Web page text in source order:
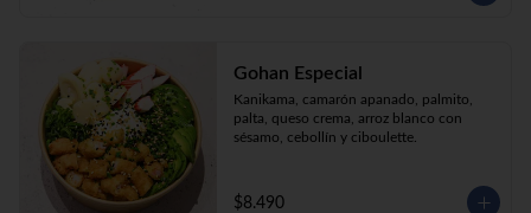
Gohan Especial
Kanikama, camarón apanado, palmito,
palta, queso crema, arroz blanco con
sésamo, cebollín y ciboulette.
$8.490